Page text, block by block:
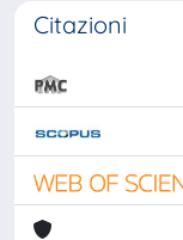
Citazioni